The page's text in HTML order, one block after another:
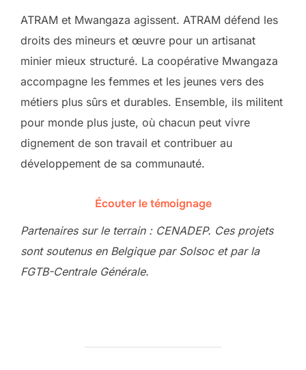
ATRAM et Mwangaza agissent. ATRAM défend les
droits des mineurs et œuvre pour un artisanat
minier mieux structuré. La coopérative Mwangaza
accompagne les femmes et les jeunes vers des
métiers plus sûrs et durables. Ensemble, ils militent
pour monde plus juste, où chacun peut vivre
dignement de son travail et contribuer au
développement de sa communauté.
Écouter le témoignage
Partenaires sur le terrain : CENADEP. Ces projets
sont soutenus en Belgique par Solsoc et par la
FGTB-Centrale Générale.